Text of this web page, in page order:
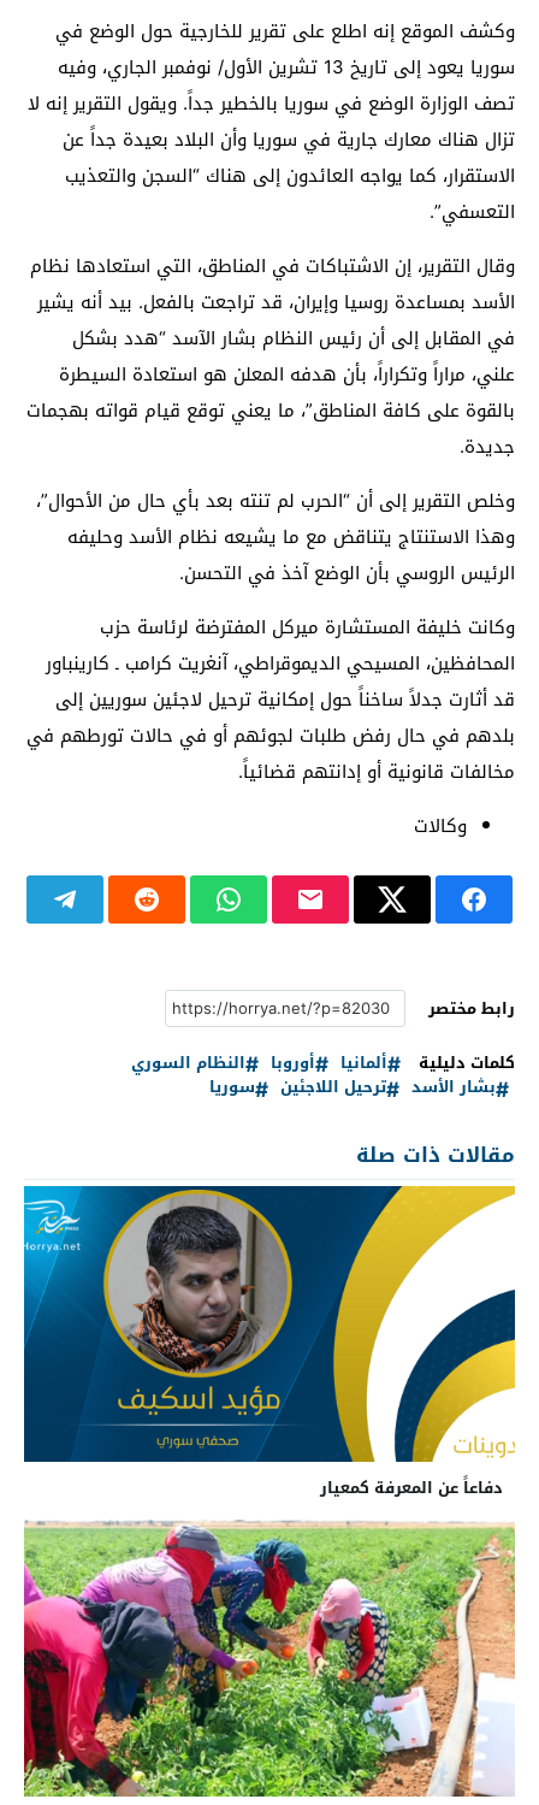
وكشف الموقع إنه اطلع على تقرير للخارجية حول الوضع في
سوريا يعود إلى تاريخ 13 تشرين الأول/ نوفمبر الجاري، وفيه
تصف الوزارة الوضع في سوريا بالخطير جداً. ويقول التقرير إنه لا
تزال هناك معارك جارية في سوريا وأن البلاد بعيدة جداً عن
الاستقرار، كما يواجه العائدون إلى هناك “السجن والتعذيب
التعسفي”.
وقال التقرير، إن الاشتباكات في المناطق، التي استعادها نظام
الأسد بمساعدة روسيا وإيران، قد تراجعت بالفعل. بيد أنه يشير
في المقابل إلى أن رئيس النظام بشار الآسد “هدد بشكل
علني، مراراً وتكراراً، بأن هدفه المعلن هو استعادة السيطرة
بالقوة على كافة المناطق”، ما يعني توقع قيام قواته بهجمات
جديدة.
وخلص التقرير إلى أن “الحرب لم تنته بعد بأي حال من الأحوال”،
وهذا الاستنتاج يتناقض مع ما يشيعه نظام الأسد وحليفه
الرئيس الروسي بأن الوضع آخذ في التحسن.
وكانت خليفة المستشارة ميركل المفترضة لرئاسة حزب
المحافظين، المسيحي الديموقراطي، آنغريت كرامب ـ كارينباور
قد أثارت جدلاً ساخناً حول إمكانية ترحيل لاجئين سوريين إلى
بلدهم في حال رفض طلبات لجوئهم أو في حالات تورطهم في
مخالفات قانونية أو إدانتهم قضائياً.
وكالات
رابط مختصر
كلمات دليلية
ألمانيا أوروبا
النظام السوري
بشار الأسد
ترحيل اللاجئين سوريا
مقالات ذات صلة
دفاعاً عن المعرفة كمعيار